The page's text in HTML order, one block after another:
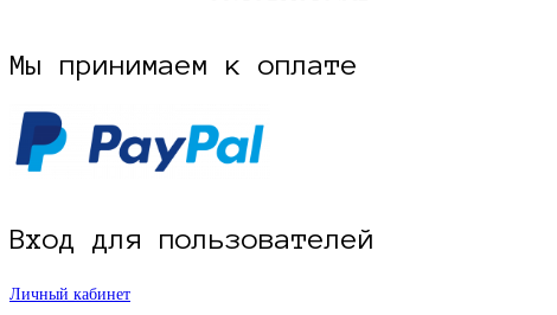
Мы принимаем к оплате
Вход для пользователей
Личный кабинет